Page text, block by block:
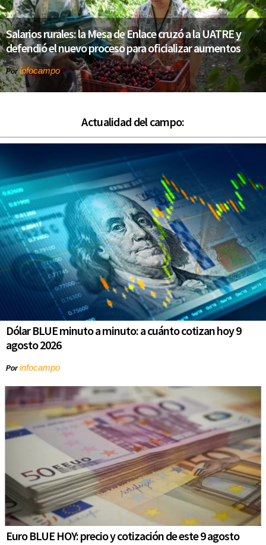
Salarios rurales: la Mesa de Enlace cruzó a la UATRE y
defendió el nuevo proceso para oficializar aumentos
Porinfocampo
Actualidad del campo:
Dólar BLUE minuto a minuto: a cuánto cotizan hoy 9
agosto 2026
Porinfocampo
Euro BLUE HOY: precio y cotización de este 9 agosto